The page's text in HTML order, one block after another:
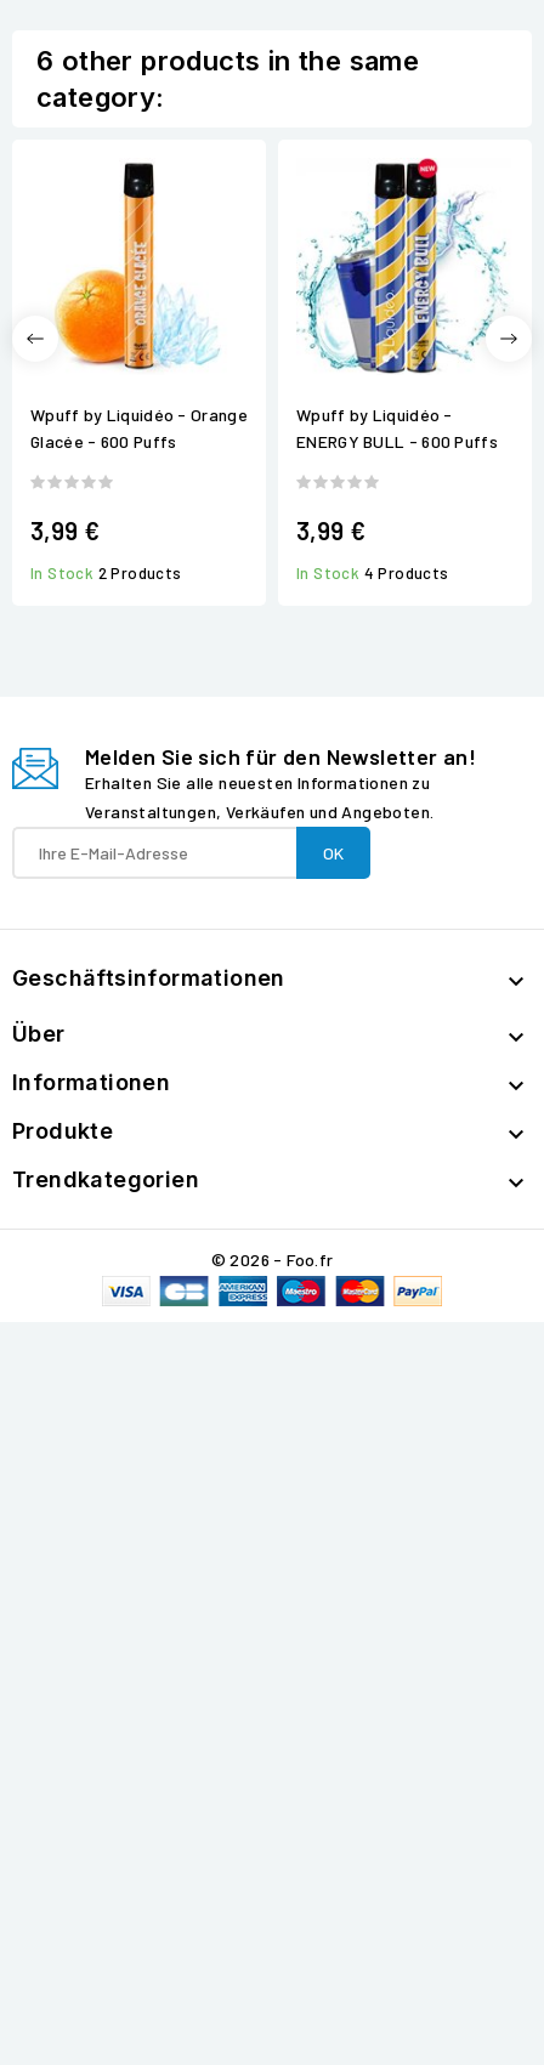
6 other products in the same
category:
Wpuff by Liquidéo - Orange
Glacée - 600 Puffs
3,99 €
In Stock 2 Products
Wpuff by Liquidéo -
ENERGY BULL - 600 Puffs
3,99 €
In Stock 4 Products
Melden Sie sich für den Newsletter an!
Erhalten Sie alle neuesten Informationen zu
Veranstaltungen, Verkäufen und Angeboten.
Geschäftsinformationen 
Über 
Informationen 
Produkte 
Trendkategorien 
© 2026 - Foo.fr